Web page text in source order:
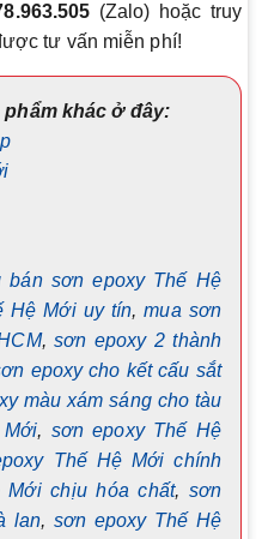
(Zalo) hoặc truy
tư vấn miễn phí!
phẩm khác ở đây:
bán sơn epoxy Thế Hệ
Hệ Mới uy tín,mua sơn
,sơn epoxy 2 thành
epoxy cho kết cấu sắt
màu xám sáng cho tàu
, sơn epoxy Thế Hệ
Thế Hệ Mới chính
Mới chịu hóa chất, sơn
lan, sơn epoxy Thế Hệ